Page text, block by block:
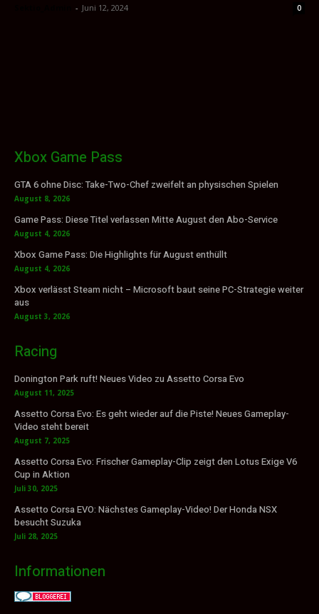
- Juni 12, 2024 0
Xbox Game Pass
GTA 6 ohne Disc: Take-Two-Chef zweifelt an physischen Spielen
August 8, 2026
Game Pass: Diese Titel verlassen Mitte August den Abo-Service
August 4, 2026
Xbox Game Pass: Die Highlights für August enthüllt
August 4, 2026
Xbox verlässt Steam nicht – Microsoft baut seine PC-Strategie weiter
aus
August 3, 2026
Racing
Donington Park ruft! Neues Video zu Assetto Corsa Evo
August 11, 2025
Assetto Corsa Evo: Es geht wieder auf die Piste! Neues Gameplay-
Video steht bereit
August 7, 2025
Assetto Corsa Evo: Frischer Gameplay-Clip zeigt den Lotus Exige V6
Cup in Aktion
Juli 30, 2025
Assetto Corsa EVO: Nächstes Gameplay-Video! Der Honda NSX
besucht Suzuka
Juli 28, 2025
Informationen